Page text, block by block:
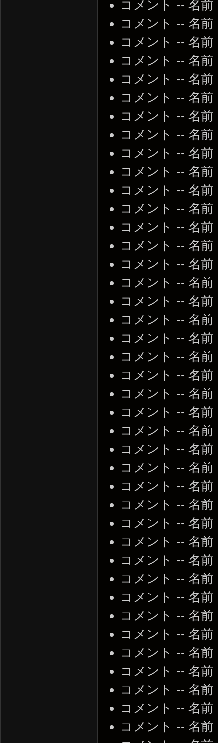
コメント -- 名前
コメント -- 名前
コメント -- 名前
コメント -- 名前
コメント -- 名前
コメント -- 名前
コメント -- 名前
コメント -- 名前
コメント -- 名前
コメント -- 名前
コメント -- 名前
コメント -- 名前
コメント -- 名前
コメント -- 名前
コメント -- 名前
コメント -- 名前
コメント -- 名前
コメント -- 名前
コメント -- 名前
コメント -- 名前
コメント -- 名前
コメント -- 名前
コメント -- 名前
コメント -- 名前
コメント -- 名前
コメント -- 名前
コメント -- 名前
コメント -- 名前
コメント -- 名前
コメント -- 名前
コメント -- 名前
コメント -- 名前
コメント -- 名前
コメント -- 名前
コメント -- 名前
コメント -- 名前
コメント -- 名前
コメント -- 名前
コメント -- 名前
コメント -- 名前